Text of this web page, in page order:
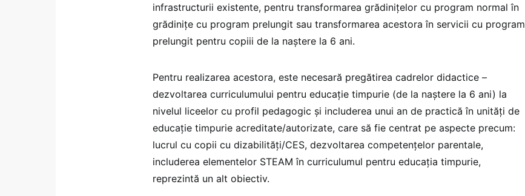
infrastructurii existente, pentru transformarea grădinițelor cu program normal în
grădinițe cu program prelungit sau transformarea acestora în servicii cu program
prelungit pentru copiii de la naștere la 6 ani.
Pentru realizarea acestora, este necesară pregătirea cadrelor didactice –
dezvoltarea curriculumului pentru educație timpurie (de la naștere la 6 ani) la
nivelul liceelor cu profil pedagogic și includerea unui an de practică în unități de
educație timpurie acreditate/autorizate, care să fie centrat pe aspecte precum:
lucrul cu copii cu dizabilități/CES, dezvoltarea competențelor parentale,
includerea elementelor STEAM în curriculumul pentru educația timpurie,
reprezintă un alt obiectiv.